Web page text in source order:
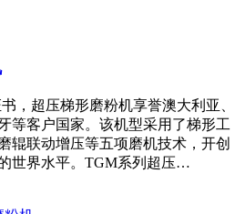
，超压梯形磨粉机享誉澳大利亚、
等客户国家。该机型采用了梯形工
辊联动增压等五项磨机技术，开创
世界水平。TGM系列超压…